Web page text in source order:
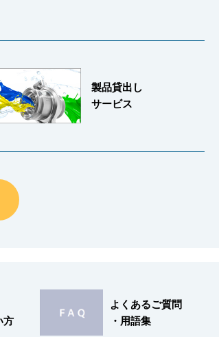
製品貸出し
サービス
方
よくあるご質問
・用語集